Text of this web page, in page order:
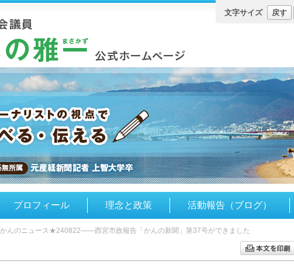
文字サイズ 戻す
プロフィール 理念と政策 活動報告（ブログ）
かんのニュース★240822――西宮市政報告「かんの新聞」第37号ができました